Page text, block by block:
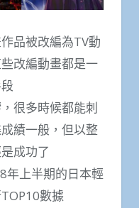
品被改編為TV動
改編動畫都是一
很多時候都能刺
績一般，但以整
成功了
年上半期的日本輕
數據